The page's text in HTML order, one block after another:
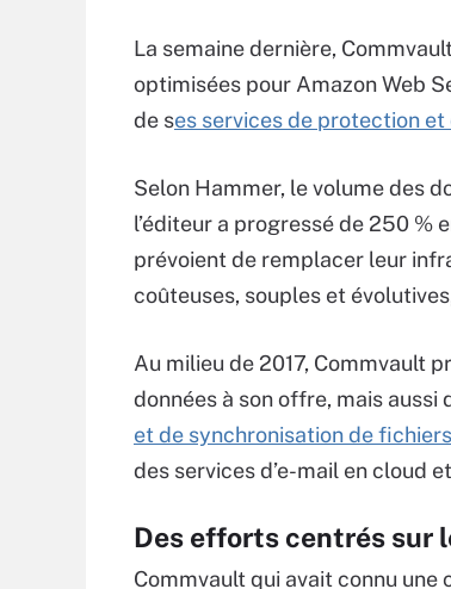
La semaine dernière,
optimisées pour Amazon Web
de ses services de protection et
Selon Hammer, le volume des
l’éditeur a progressé de 250 %
prévoient de remplacer leur
coûteuses, souples et
Au milieu de 2017, Commvault
données à son offre, mais
et de synchronisation de fichiers
des services d’e-mail en cloud
Des efforts centrés sur
Commvault qui avait connu une